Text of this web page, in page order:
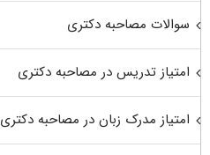
سوالات مصاحبه دکتری
امتیاز تدریس در مصاحبه دکتری
امتیاز مدرک زبان در مصاحبه دکتری